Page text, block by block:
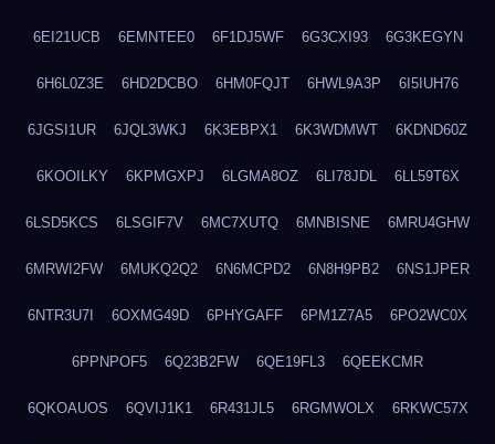
6EI21UCB 6EMNTEE0 6F1DJ5WF 6G3CXI93 6G3KEGYN
6H6L0Z3E 6HD2DCBO 6HM0FQJT 6HWL9A3P 6I5IUH76
6JGSI1UR 6JQL3WKJ 6K3EBPX1 6K3WDMWT 6KDND60Z
6KOOILKY 6KPMGXPJ 6LGMA8OZ 6LI78JDL 6LL59T6X
6LSD5KCS 6LSGIF7V 6MC7XUTQ 6MNBISNE 6MRU4GHW
6MRWI2FW 6MUKQ2Q2 6N6MCPD2 6N8H9PB2 6NS1JPER
6NTR3U7I 6OXMG49D 6PHYGAFF 6PM1Z7A5 6PO2WC0X
6PPNPOF5 6Q23B2FW 6QE19FL3 6QEEKCMR
6QKOAUOS 6QVIJ1K1 6R431JL5 6RGMWOLX 6RKWC57X